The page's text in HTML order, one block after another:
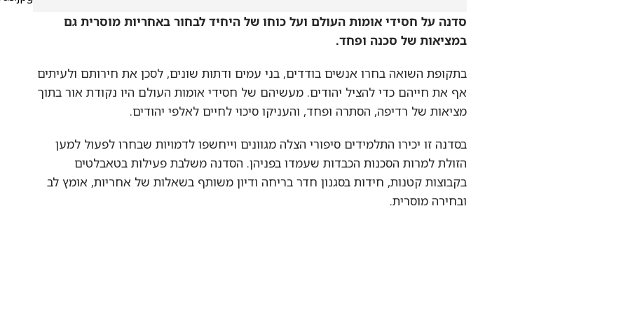
סדנה על חסידי אומות העולם ועל כוחו של היחיד לבחור באחריות מוסרית גם
במציאות של סכנה ופחד.
בתקופת השואה בחרו אנשים בודדים, בני עמים ודתות שונים, לסכן את חירותם ולעיתים
אף את חייהם כדי להציל יהודים. מעשיהם של חסידי אומות העולם היו נקודת אור בתוך
מציאות של רדיפה, הסתרה ופחד, והעניקו סיכוי לחיים לאלפי יהודים.
בסדנה זו יכירו התלמידים סיפורי הצלה מגוונים וייחשפו לדמויות שבחרו לפעול למען
הזולת למרות הסכנות הכבדות שעמדו בפניהן. הסדנה משלבת פעילות בטאבלטים
בקבוצות קטנות, חידות בסגנון חדר בריחה ודיון משותף בשאלות של אחריות, אומץ לב
ובחירה מוסרית.